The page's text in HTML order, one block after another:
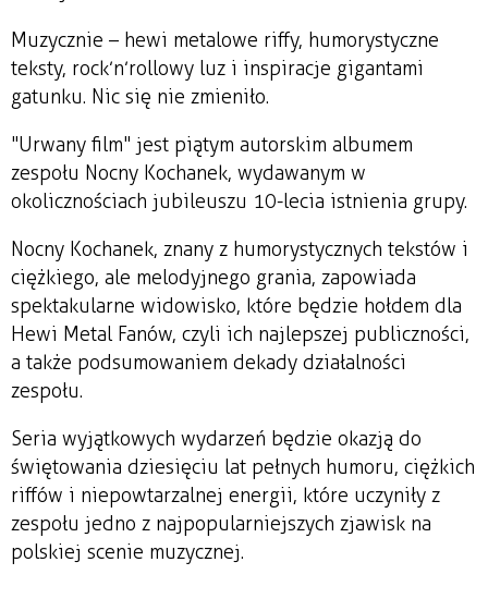
Muzycznie – hewi metalowe riffy, humorystyczne
teksty, rock’n’rollowy luz i inspiracje gigantami
gatunku. Nic się nie zmieniło.
"Urwany film" jest piątym autorskim albumem
zespołu Nocny Kochanek, wydawanym w
okolicznościach jubileuszu 10-lecia istnienia grupy.
Nocny Kochanek, znany z humorystycznych tekstów i
ciężkiego, ale melodyjnego grania, zapowiada
spektakularne widowisko, które będzie hołdem dla
Hewi Metal Fanów, czyli ich najlepszej publiczności,
a także podsumowaniem dekady działalności
zespołu.
Seria wyjątkowych wydarzeń będzie okazją do
świętowania dziesięciu lat pełnych humoru, ciężkich
riffów i niepowtarzalnej energii, które uczyniły z
zespołu jedno z najpopularniejszych zjawisk na
polskiej scenie muzycznej.